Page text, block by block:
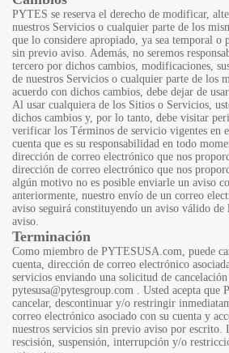
PYTES se reserva el derecho de modificar,
nuestros Servicios o cualquier parte de los
que lo considere apropiado, ya sea temporal o
sin previo aviso. Además, no seremos
tercero por dichos cambios, modificaciones,
de nuestros Servicios o cualquier parte de los
acuerdo con dichos cambios, debe dejar de
Al usar cualquiera de los Sitios o Servicios,
dichos cambios y, por lo tanto, debe visitar
verificar los Términos de servicio vigentes en
cuenta que es su responsabilidad en todo
dirección de correo electrónico que nos
dirección de correo electrónico que nos
algún motivo no es posible enviarle un aviso
anteriormente, nuestro envío de un correo
aviso seguirá constituyendo un aviso válido de
aviso.
Terminación
Como miembro de PYTESUSA.com, puede
cuenta, dirección de correo electrónico
servicios enviando una solicitud de
pytesusa@pytesgroup.com . Usted acepta que
cancelar, descontinuar y/o restringir
correo electrónico asociado con su cuenta y
nuestros servicios sin previo aviso por escrito.
rescisión, suspensión, interrupción y/o